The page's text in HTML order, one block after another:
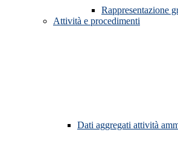
Rappresentazione
Attività e procedimenti
Dati aggregati attività